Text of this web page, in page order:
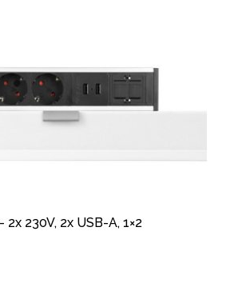
2x 230V, 2x USB-A, 1×2